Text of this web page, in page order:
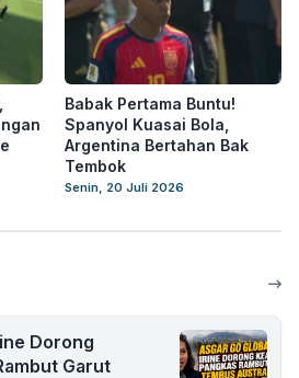
Babak Pertama Buntu!
Spanyol Kuasai Bola,
Argentina Bertahan Bak
Tembok
Senin, 20 Juli 2026
Dorong
Garut